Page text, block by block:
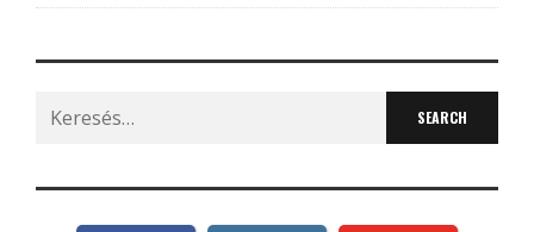
Search
for: